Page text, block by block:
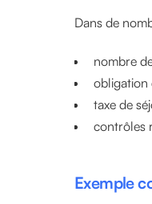
Dans de
nombre
obligation
taxe de
contrôles
Exemple